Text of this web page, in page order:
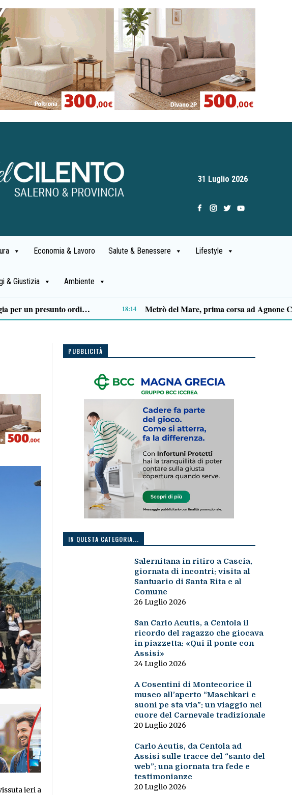
31 Luglio 2026
Economia & Lavoro Salute & Benessere Lifestyle
& Giustizia Ambiente
Capaccio Paestum spazio di legalità: oltre 43 ettari di beni confiscati destinati a progetti sociali 14:14
ieri a
PUBBLICITÀ
IN QUESTA CATEGORIA...
Salernitana in ritiro a Cascia,
giornata di incontri: visita al
Santuario di Santa Rita e al
Comune
26 Luglio 2026
San Carlo Acutis, a Centola il
ricordo del ragazzo che giocava
in piazzetta: «Qui il ponte con
Assisi»
24 Luglio 2026
A Cosentini di Montecorice il
museo all’aperto “Maschkari e
suoni pe sta via”: un viaggio nel
cuore del Carnevale tradizionale
20 Luglio 2026
Carlo Acutis, da Centola ad
Assisi sulle tracce del “santo del
web”: una giornata tra fede e
testimonianze
20 Luglio 2026